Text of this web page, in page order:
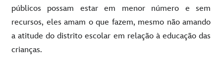
públicos possam estar em menor número e sem
recursos, eles amam o que fazem, mesmo não amando
a atitude do distrito escolar em relação à educação das
crianças.